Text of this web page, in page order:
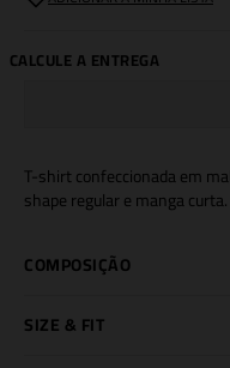
T-shirt confeccionada em
shape regular e manga
COMPOSIÇÃO
SIZE & FIT